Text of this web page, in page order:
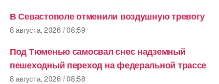
В Севастополе отменили воздушную тревогу
8 августа, 2026 / 08:59
Под Тюменью самосвал снес надземный
пешеходный переход на федеральной трассе
8 августа, 2026 / 08:58